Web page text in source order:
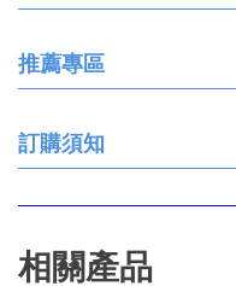
推薦專區
訂購須知
相關產品